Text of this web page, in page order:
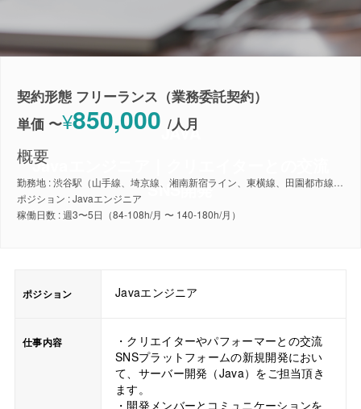
JAVA
Javaエンジニア｜クリエイターとの交流
SNS開発
契約形態 フリーランス（業務委託契約）
単価 〜¥850,000 /人月
概要
勤務地 : 渋谷駅（山手線、埼京線、湘南新宿ライン、東横線、田園都市線、銀座線、半蔵門線、副都心線）
ポジション : Javaエンジニア
稼働日数 : 週3〜5日（84-108h/月 〜 140-180h/月）
ポジション Javaエンジニア
仕事内容
・クリエイターやパフォーマーとの交流
SNSプラットフォームの新規開発におい
て、サーバー開発（Java）をご担当頂き
ます。
・開発メンバーとコミュニケーションを